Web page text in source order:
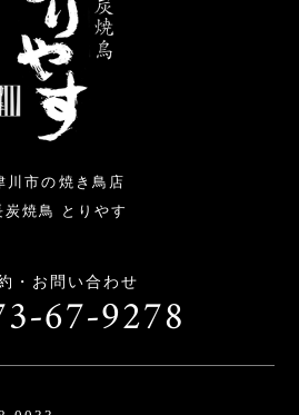
川市の焼き鳥店
炭焼鳥 とりやす
・お問い合わせ
67-9278